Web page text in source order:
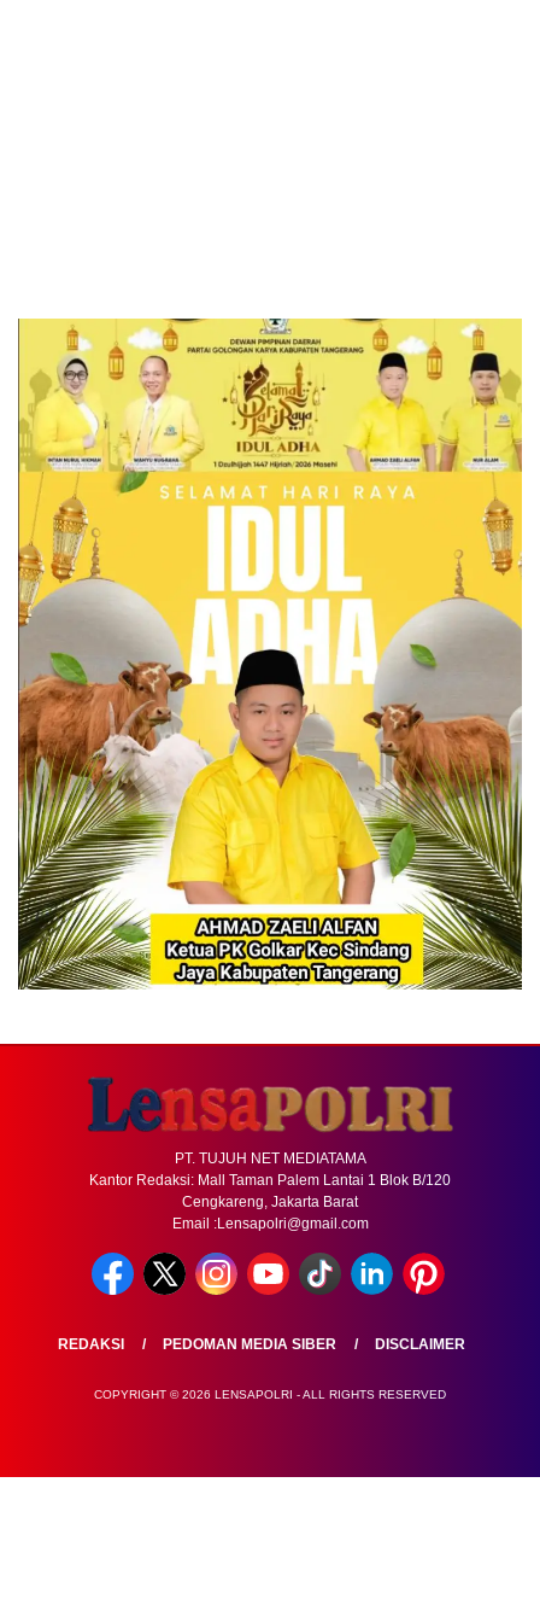
PT. TUJUH NET MEDIATAMA
Kantor Redaksi: Mall Taman Palem Lantai 1 Blok B/120
Cengkareng, Jakarta Barat
Email :Lensapolri@gmail.com
REDAKSI PEDOMAN MEDIA SIBER DISCLAIMER
COPYRIGHT © 2026 LENSAPOLRI - ALL RIGHTS RESERVED